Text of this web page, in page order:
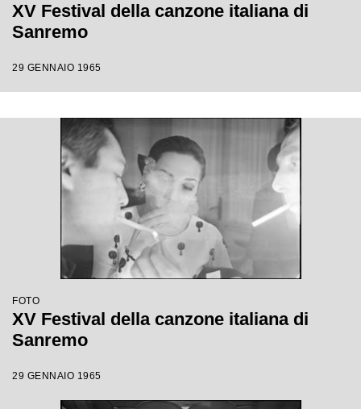
XV Festival della canzone italiana di
Sanremo
29 GENNAIO 1965
FOTO
XV Festival della canzone italiana di
Sanremo
29 GENNAIO 1965